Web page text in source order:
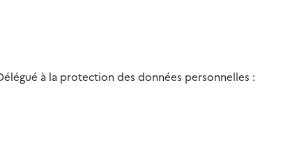
à la protection des données personnelles :